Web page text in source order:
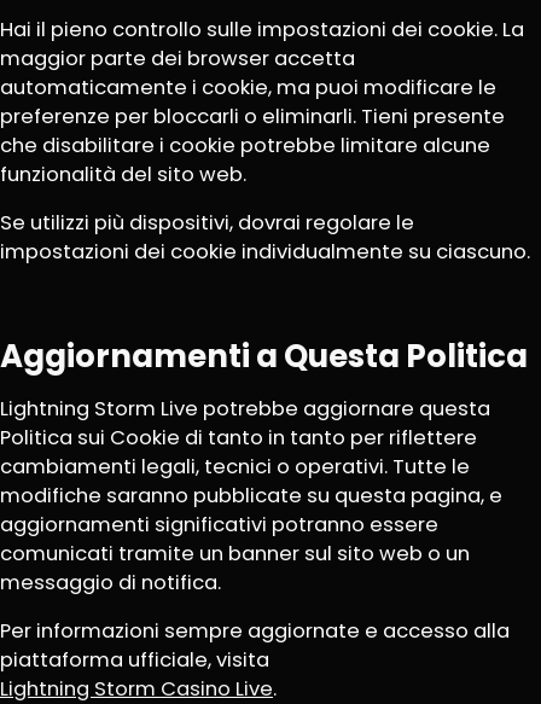
Hai il pieno controllo sulle impostazioni dei cookie. La
maggior parte dei browser accetta
automaticamente i cookie, ma puoi modificare le
preferenze per bloccarli o eliminarli. Tieni presente
che disabilitare i cookie potrebbe limitare alcune
funzionalità del sito web.
Se utilizzi più dispositivi, dovrai regolare le
impostazioni dei cookie individualmente su ciascuno.
Aggiornamenti a Questa Politica
Lightning Storm Live potrebbe aggiornare questa
Politica sui Cookie di tanto in tanto per riflettere
cambiamenti legali, tecnici o operativi. Tutte le
modifiche saranno pubblicate su questa pagina, e
aggiornamenti significativi potranno essere
comunicati tramite un banner sul sito web o un
messaggio di notifica.
Per informazioni sempre aggiornate e accesso alla
piattaforma ufficiale, visita
Lightning Storm Casino Live.